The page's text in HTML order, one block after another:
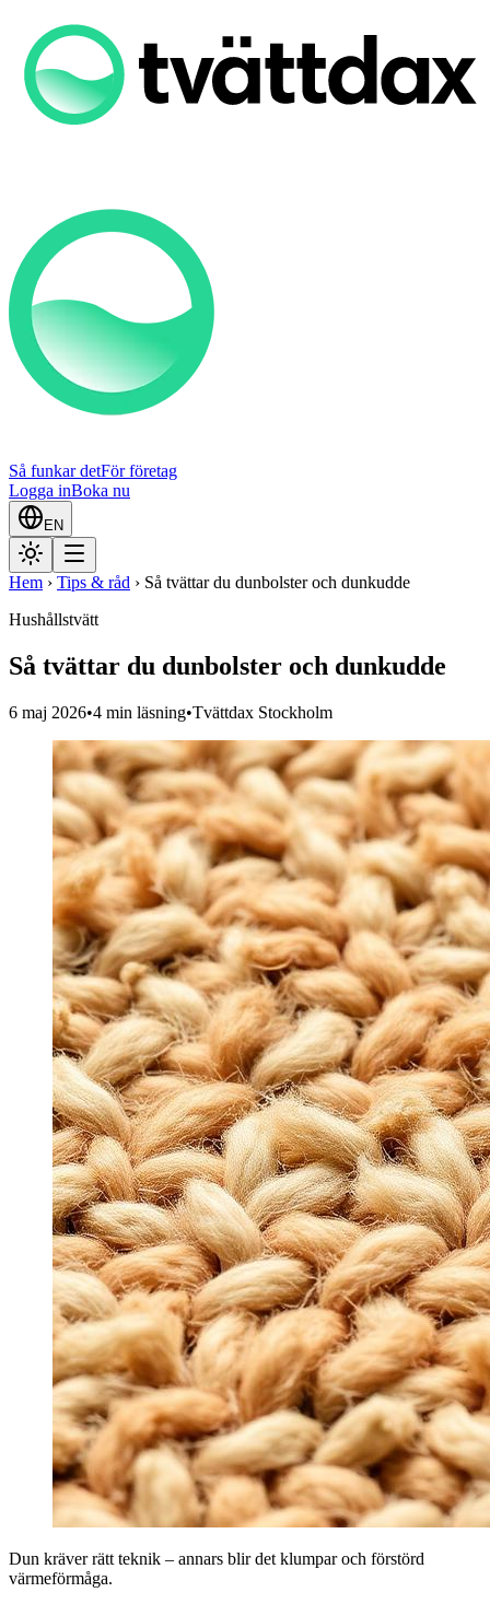
Så funkar detFör företag
Logga inBoka nu
EN
Hem › Tips & råd › Så tvättar du dunbolster och dunkudde
Hushållstvätt
Så tvättar du dunbolster och dunkudde
6 maj 2026•4 min läsning•Tvättdax Stockholm
Dun kräver rätt teknik – annars blir det klumpar och förstörd
värmeförmåga.